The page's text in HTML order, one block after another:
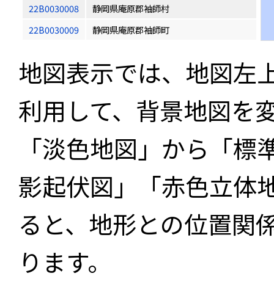
22B0030008
静岡県庵原郡袖師村
22B0030009
静岡県庵原郡袖師町
地図表示では、地図左
利用して、背景地図を
「淡色地図」から「
影起伏図」「赤色立体
ると、地形との位置関
ります。